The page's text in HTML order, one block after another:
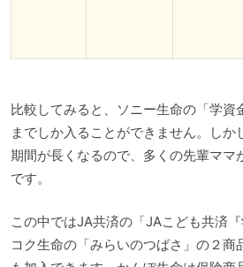
比較してみると、ソニー生命の「学資
までしか入ることができません。しか
期間が長くなるので、多くの先輩ママ
です。
この中ではJA共済の「JAこども共済
コク生命の「みらいのつばさ」の２商